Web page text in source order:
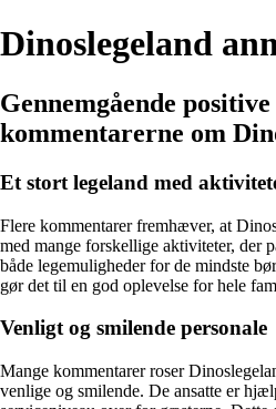
Dinoslegeland
Gennemgående
kommentarerne om
Et stort legeland med
Flere kommentarer fremhæver, at
med mange forskellige aktiviteter, der
både legemuligheder for de mindste
gør det til en god oplevelse for hele
Venligt og smilende personale
Mange kommentarer roser
venlige og smilende. De ansatte er